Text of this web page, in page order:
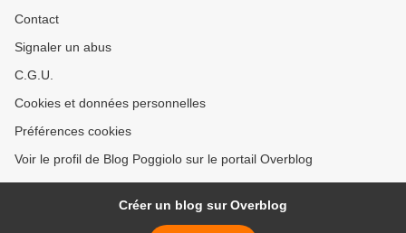
Contact
Signaler un abus
C.G.U.
Cookies et données personnelles
Préférences cookies
Voir le profil de Blog Poggiolo sur le portail Overblog
Créer un blog sur Overblog